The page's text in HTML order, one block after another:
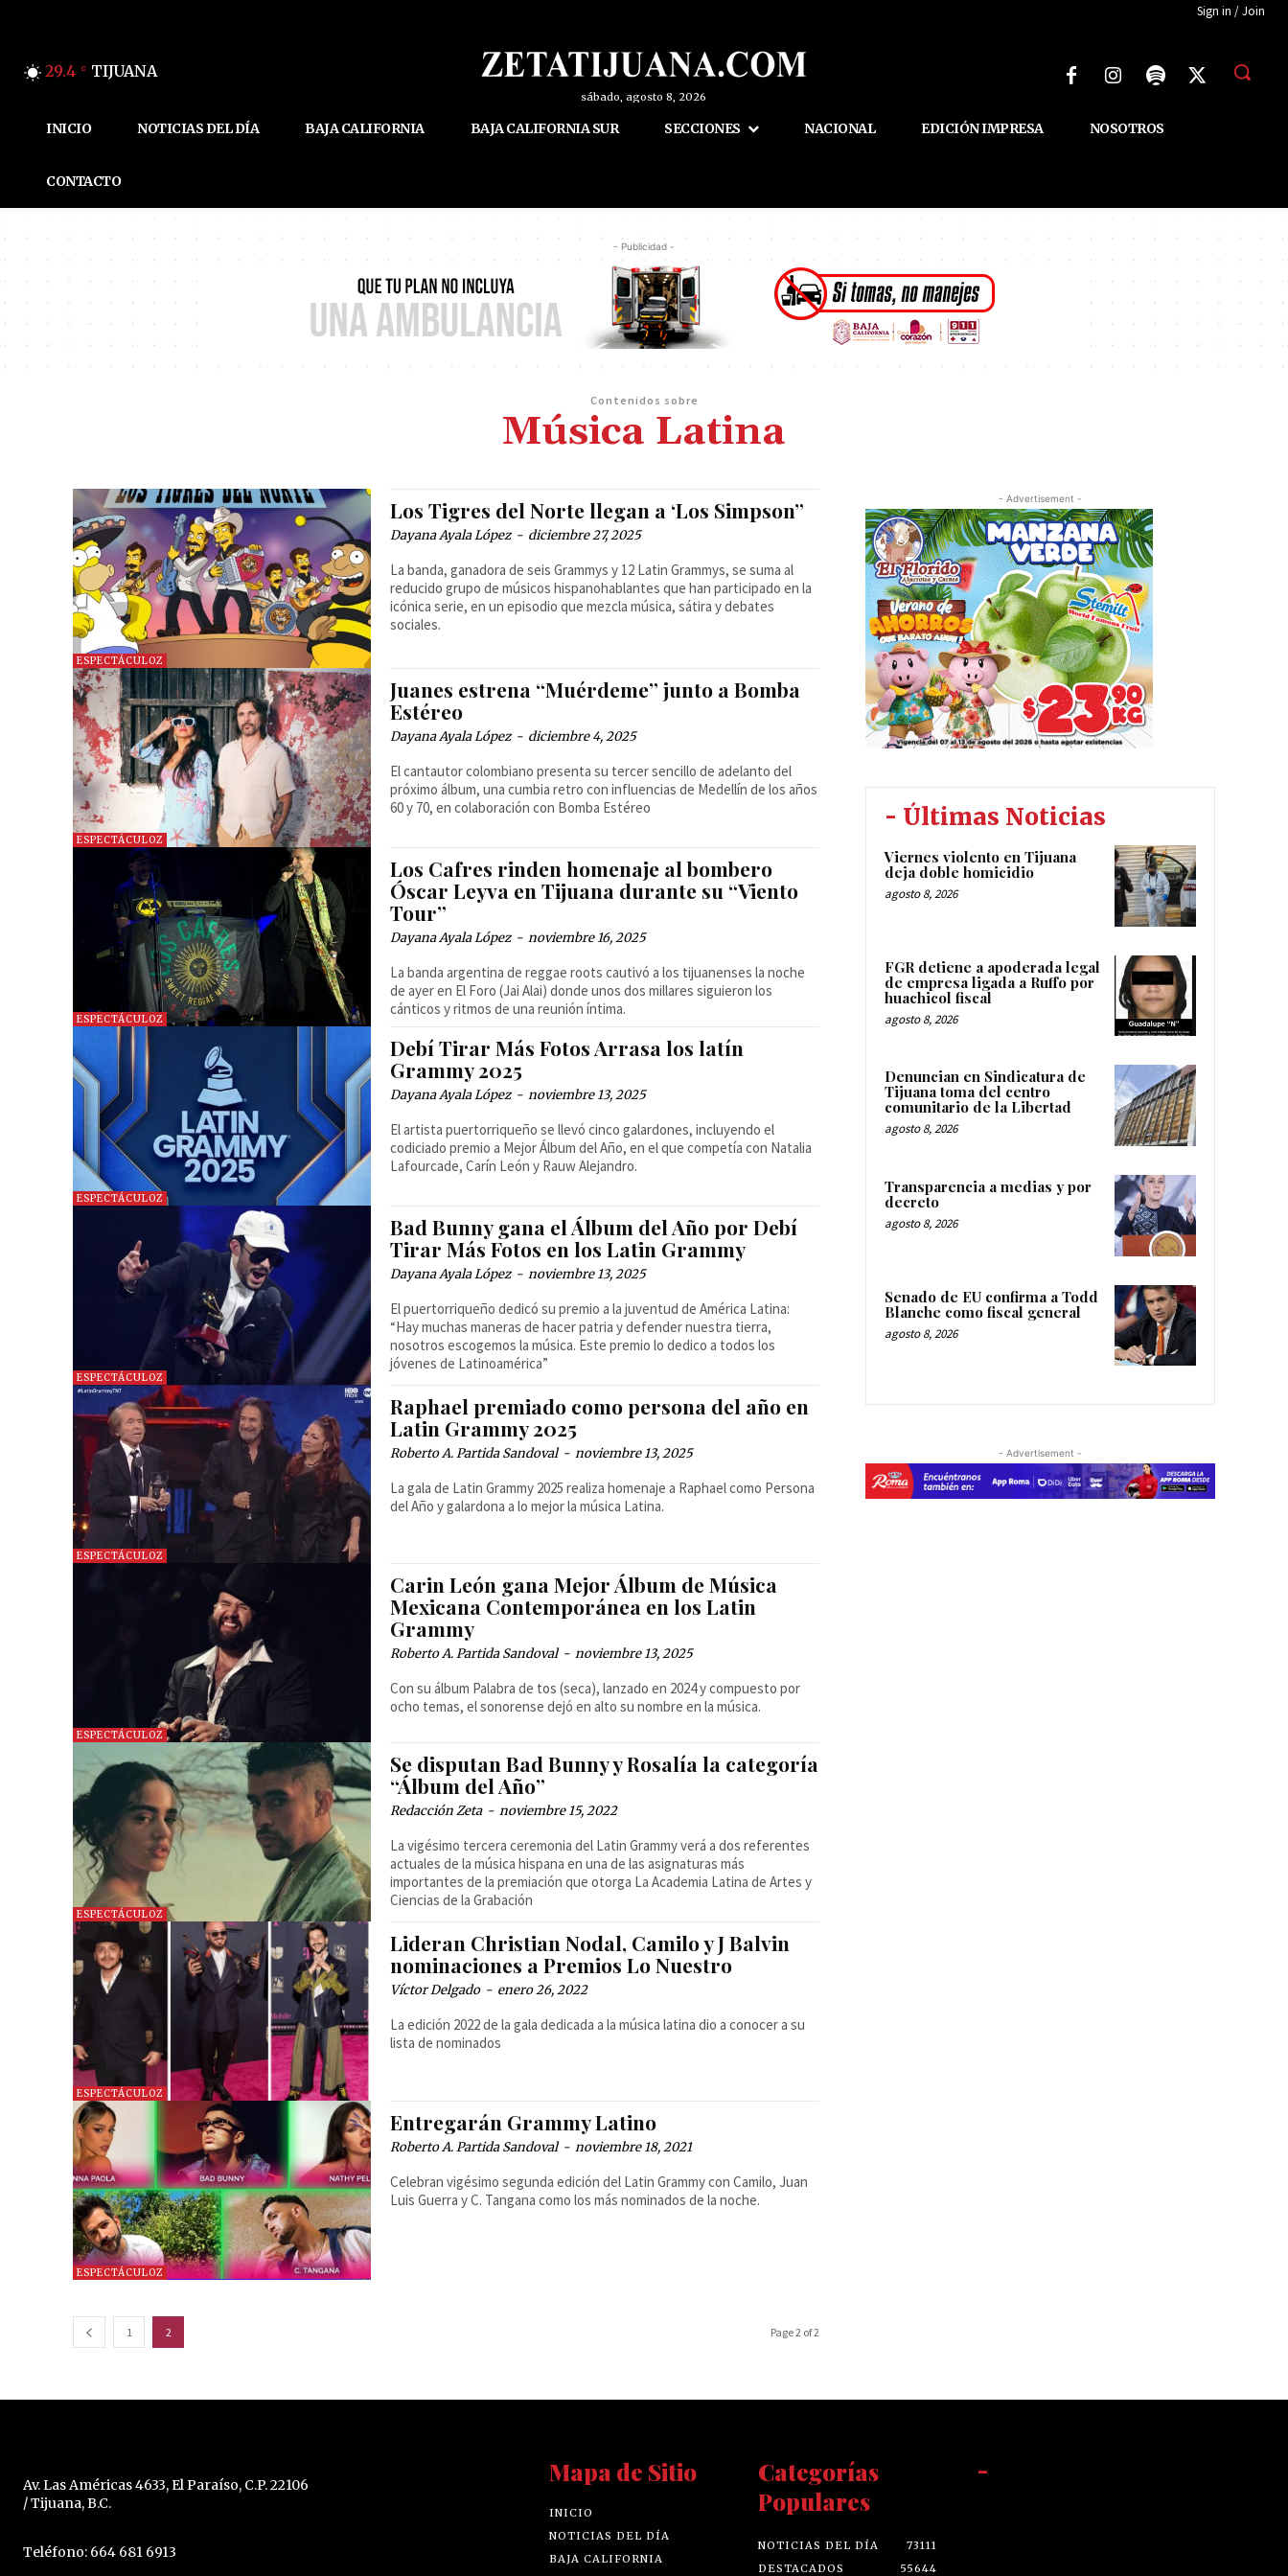
Sign in / Join
29.4 C TIJUANA
sábado, agosto 8, 2026
INICIO NOTICIAS DEL DÍA BAJA CALIFORNIA BAJA CALIFORNIA SUR SECCIONES NACIONAL EDICIÓN IMPRESA NOSOTROS
CONTACTO
- Publicidad -
Contenidos sobre
Música Latina
ESPECTÁCULOZ
Los Tigres del Norte llegan a ‘Los Simpson”
Dayana Ayala López - diciembre 27, 2025
La banda, ganadora de seis Grammys y 12 Latin Grammys, se suma al
reducido grupo de músicos hispanohablantes que han participado en la
icónica serie, en un episodio que mezcla música, sátira y debates
sociales.
ESPECTÁCULOZ
Juanes estrena “Muérdeme” junto a Bomba
Estéreo
Dayana Ayala López - diciembre 4, 2025
El cantautor colombiano presenta su tercer sencillo de adelanto del
próximo álbum, una cumbia retro con influencias de Medellín de los años
60 y 70, en colaboración con Bomba Estéreo
ESPECTÁCULOZ
Los Cafres rinden homenaje al bombero
Óscar Leyva en Tijuana durante su “Viento
Tour”
Dayana Ayala López - noviembre 16, 2025
La banda argentina de reggae roots cautivó a los tijuanenses la noche
de ayer en El Foro (Jai Alai) donde unos dos millares siguieron los
cánticos y ritmos de una reunión íntima.
ESPECTÁCULOZ
Debí Tirar Más Fotos Arrasa los latín
Grammy 2025
Dayana Ayala López - noviembre 13, 2025
El artista puertorriqueño se llevó cinco galardones, incluyendo el
codiciado premio a Mejor Álbum del Año, en el que competía con Natalia
Lafourcade, Carín León y Rauw Alejandro.
ESPECTÁCULOZ
Bad Bunny gana el Álbum del Año por Debí
Tirar Más Fotos en los Latin Grammy
Dayana Ayala López - noviembre 13, 2025
El puertorriqueño dedicó su premio a la juventud de América Latina:
“Hay muchas maneras de hacer patria y defender nuestra tierra,
nosotros escogemos la música. Este premio lo dedico a todos los
jóvenes de Latinoamérica”
ESPECTÁCULOZ
Raphael premiado como persona del año en
Latin Grammy 2025
Roberto A. Partida Sandoval - noviembre 13, 2025
La gala de Latin Grammy 2025 realiza homenaje a Raphael como Persona
del Año y galardona a lo mejor la música Latina.
ESPECTÁCULOZ
Carin León gana Mejor Álbum de Música
Mexicana Contemporánea en los Latin
Grammy
Roberto A. Partida Sandoval - noviembre 13, 2025
Con su álbum Palabra de tos (seca), lanzado en 2024 y compuesto por
ocho temas, el sonorense dejó en alto su nombre en la música.
ESPECTÁCULOZ
Se disputan Bad Bunny y Rosalía la categoría
“Álbum del Año”
Redacción Zeta - noviembre 15, 2022
La vigésimo tercera ceremonia del Latin Grammy verá a dos referentes
actuales de la música hispana en una de las asignaturas más
importantes de la premiación que otorga La Academia Latina de Artes y
Ciencias de la Grabación
ESPECTÁCULOZ
Lideran Christian Nodal, Camilo y J Balvin
nominaciones a Premios Lo Nuestro
Víctor Delgado - enero 26, 2022
La edición 2022 de la gala dedicada a la música latina dio a conocer a su
lista de nominados
ESPECTÁCULOZ
Entregarán Grammy Latino
Roberto A. Partida Sandoval - noviembre 18, 2021
Celebran vigésimo segunda edición del Latin Grammy con Camilo, Juan
Luis Guerra y C. Tangana como los más nominados de la noche.
1 2 Page 2 of 2
- Advertisement -
- Últimas Noticias
Viernes violento en Tijuana
deja doble homicidio
agosto 8, 2026
FGR detiene a apoderada legal
de empresa ligada a Ruffo por
huachicol fiscal
agosto 8, 2026
Denuncian en Sindicatura de
Tijuana toma del centro
comunitario de la Libertad
agosto 8, 2026
Transparencia a medias y por
decreto
agosto 8, 2026
Senado de EU confirma a Todd
Blanche como fiscal general
agosto 8, 2026
- Advertisement -
Av. Las Américas 4633, El Paraíso, C.P. 22106
/ Tijuana, B.C.
Teléfono: 664 681 6913
Mapa de Sitio
INICIO
NOTICIAS DEL DÍA
BAJA CALIFORNIA
Categorías
Populares
NOTICIAS DEL DÍA
73111
DESTACADOS
55644
-